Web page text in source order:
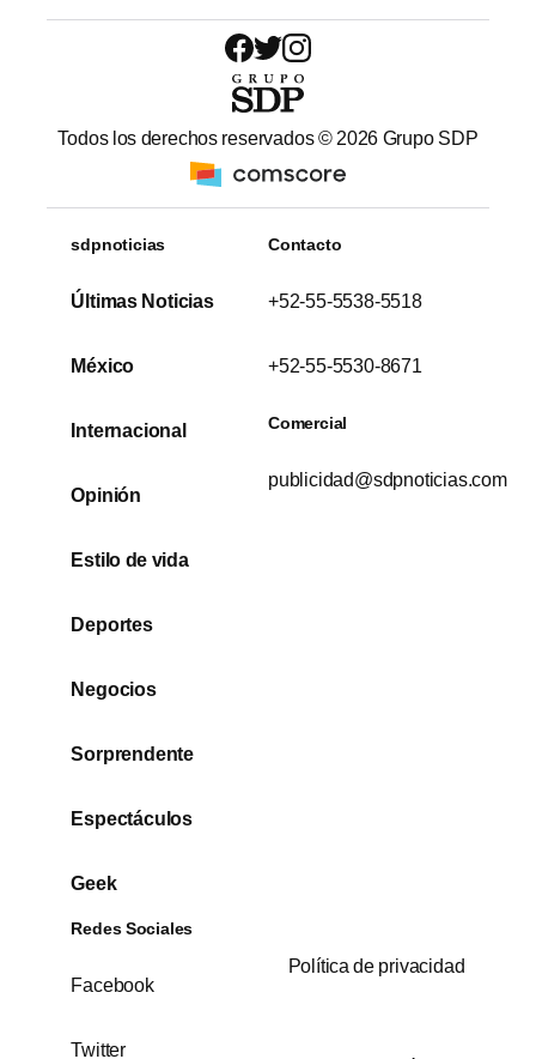
Todos los derechos reservados © 2026 Grupo SDP
sdpnoticias
Últimas Noticias
México
Internacional
Opinión
Estilo de vida
Deportes
Negocios
Sorprendente
Espectáculos
Geek
Contacto
+52-55-5538-5518
+52-55-5530-8671
Comercial
publicidad@sdpnoticias.com
Redes Sociales
Facebook
Twitter
Política de privacidad